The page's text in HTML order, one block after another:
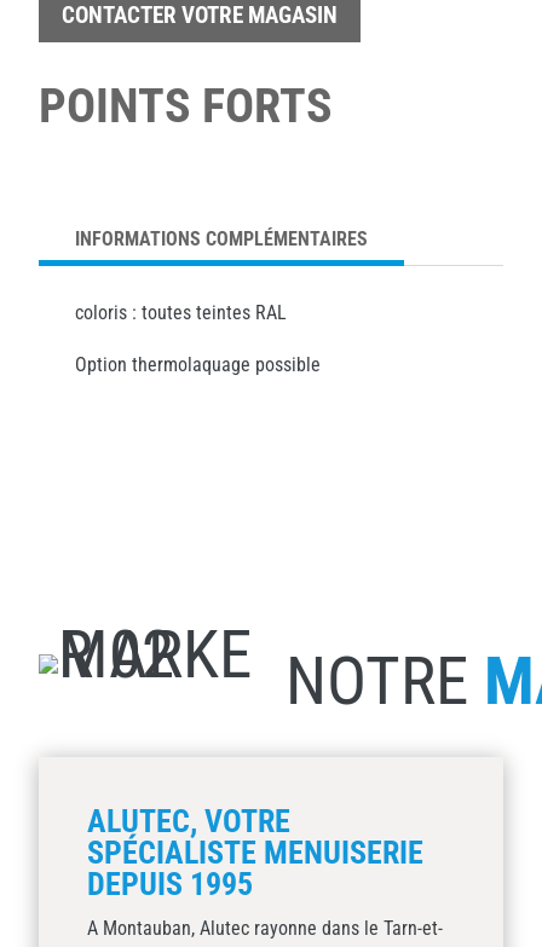
CONTACTER VOTRE MAGASIN
POINTS FORTS
INFORMATIONS COMPLÉMENTAIRES
coloris : toutes teintes RAL
Option thermolaquage possible
NOTRE
ALUTEC, VOTRE
SPÉCIALISTE MENUISERIE
DEPUIS 1995
A Montauban, Alutec rayonne dans le Tarn-et-